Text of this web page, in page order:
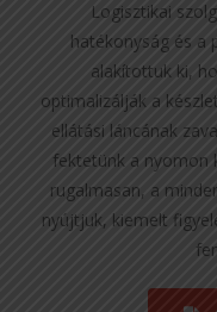
Logisztikai
hatékonyság és a
alakítottuk ki,
optimalizálják a
ellátási láncának
fektetünk a nyomon
rugalmasan, a
nyújtjuk, kiemelt